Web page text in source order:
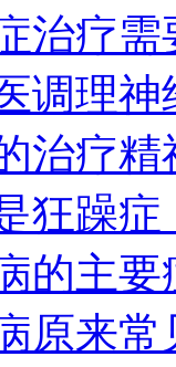
治疗
调理神
治疗
狂躁
的主
原来